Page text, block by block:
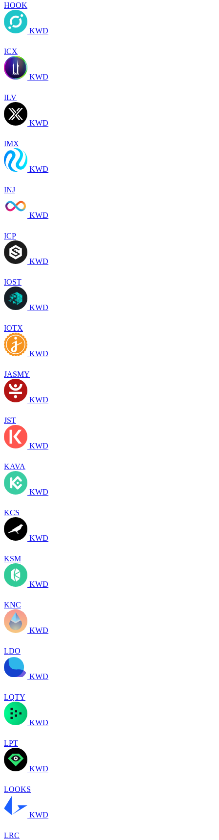
HOOK
KWD
ICX
KWD
ILV
KWD
IMX
KWD
INJ
KWD
ICP
KWD
IOST
KWD
IOTX
KWD
JASMY
KWD
JST
KWD
KAVA
KWD
KCS
KWD
KSM
KWD
KNC
KWD
LDO
KWD
LQTY
KWD
LPT
KWD
LOOKS
KWD
LRC